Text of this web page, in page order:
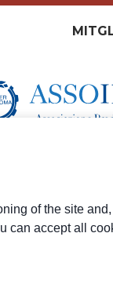
(MO) - IT
of the site
can accept all